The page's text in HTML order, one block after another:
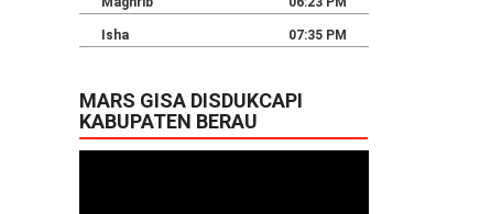
MARS GISA DISDUKCAPI
KABUPATEN BERAU